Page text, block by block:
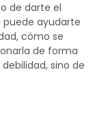
de darte el
puede ayudarte
cómo se
de forma
sino de